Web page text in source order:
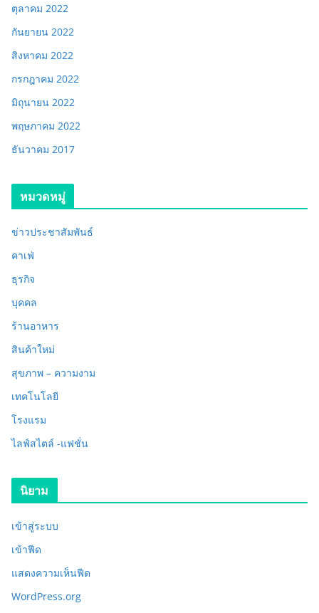
ตุลาคม 2022
กันยายน 2022
สิงหาคม 2022
กรกฎาคม 2022
มิถุนายน 2022
พฤษภาคม 2022
ธันวาคม 2017
หมวดหมู่
ข่าวประชาสัมพันธ์
คาเฟ่
ธุรกิจ
บุคคล
ร้านอาหาร
สินค้าใหม่
สุขภาพ – ความงาม
เทคโนโลยี
โรงแรม
ไลฟ์สไตล์ -แฟชั่น
นิยาม
เข้าสู่ระบบ
เข้าฟีด
แสดงความเห็นฟีด
WordPress.org